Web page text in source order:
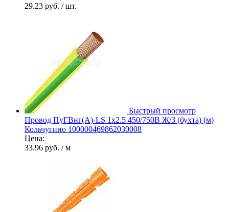
29.23 руб. / шт.
Быстрый просмотр
Провод ПуГВнг(А)-LS 1х2.5 450/750В Ж/З (бухта) (м)
Кольчугино 100000469862030008
Цена:
33.96 руб. / м